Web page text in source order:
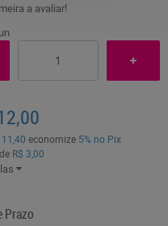
a avaliar!
11,40 economize 5% no Pix
R$ 3,00
Prazo